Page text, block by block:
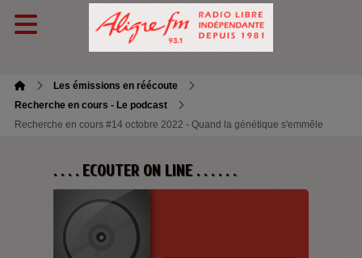
Les émissions en réécoute
Recherche en cours - Le podcast
Recherche en cours #14 octobre 2022 - Quand la génétique s'emmêle
. . . . ECOUTER ON LINE . . . . . .